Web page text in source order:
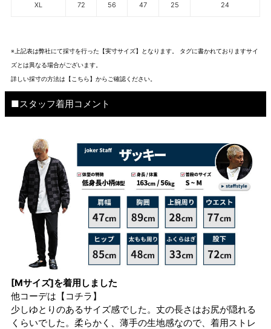
XL 72 56 47 25 24
※上記表は弊社にて採寸を行った【実寸サイズ】となります。 タグに書かれておりますサイ
ズとは異なる場合がございます。
詳しい採寸の方法は 【こちら】から ご確認ください。
■スタッフ着用コメント
[Mサイズ]を着用しました
他コーデは 【コチラ】
少しゆとりのあるサイズ感でした。丈の長さはお尻が隠れる
くらいでした。柔らかく、薄手の生地感なので、着用ストレ